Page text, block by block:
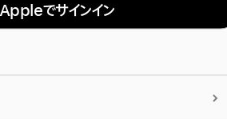
でサインイン